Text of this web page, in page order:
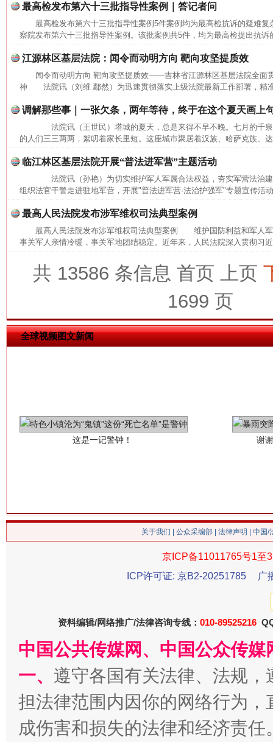
最高检发布第六十三批指导性案例｜答记者问
最高检发布第六十三批指导性案例5件案例均为最高检抗诉的疑
察院发布第六十三批指导性案例。该批案例共5件，均为最高检提出抗诉
江源林区基层法院：闻令而动明方向 靶向攻坚提质效
闻令而动明方向 靶向攻坚提质效——吉林省江源林区基层法院全面
神 法院讯（刘维 鄢然）为迅速贯彻落实上级法院最新工作部署，精
调解那些事｜一张欠条，两年等待，终于在这个夏天画上
法院讯（王世民）塔城的夏天，总是来得不早不晚。七月的千
的人们三三两两，絮叨着家长里短。这座城市聚居着汉族、哈萨克族、
临江林区基层法院开展“普法进军营”主题活动
法院讯（孙艳）为切实维护军人军属合法权益，夯实军营法治
组织法官干警走进驻地军营，开展"普法进军营·法治护强军"专题宣传活
最高人民法院发布涉军维权司法典型案例
最高人民法院发布涉军维权司法典型案例 维护国防利益和军人军
事关军人亲情冷暖，事关军地团结稳定。近年来，人民法院深入贯彻习
共 13586 条信息 首页 上页
1699 页
全球视频图文新闻
网上购药对药下症？
今
魏明亮
关于我们 公众采编部 法律声明 | 中国
京ICP备11011765号1至
ICP许可证: 京B2-20251785
广
资料编辑/网络推广/法律咨询专线： 010-89525216
中国公共传媒网、中国公众传
一、 遵守各国有关法律、法规
担法律范围内因你的网络行为
成伤害和损失的法律和经济责